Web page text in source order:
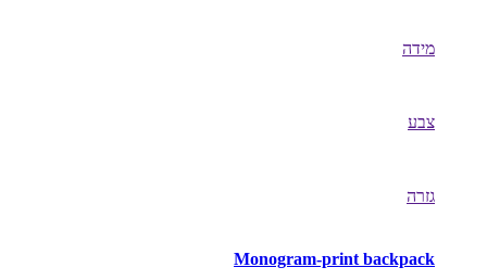
מידה
צבע
גזרה
Monogram-print backpack